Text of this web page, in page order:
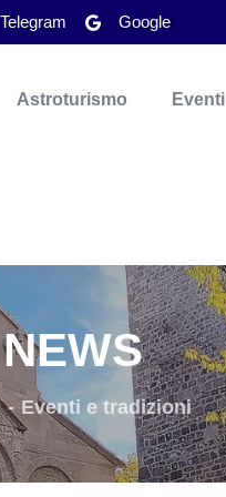
Telegram Google
Astroturismo Eventi
NEWS
Eventi e tradizioni